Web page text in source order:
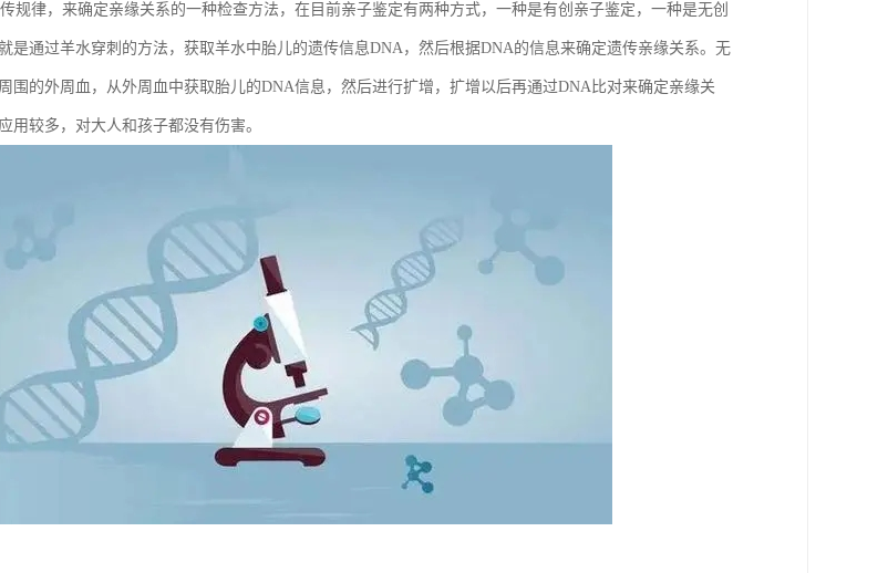
规律，来确定亲缘关系的一种检查方法，在目前亲子鉴定有两种方式，一种是有创亲子鉴定，一种是无创
是通过羊水穿刺的方法，获取羊水中胎儿的遗传信息DNA，然后根据DNA的信息来确定遗传亲缘关系。无
围的外周血，从外周血中获取胎儿的DNA信息，然后进行扩增，扩增以后再通过DNA比对来确定亲缘关
用较多，对大人和孩子都没有伤害。